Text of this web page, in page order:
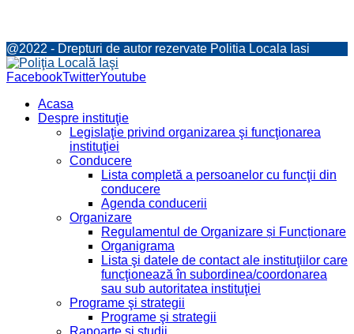
@2022 - Drepturi de autor rezervate Politia Locala Iasi
FacebookTwitterYoutube
Acasa
Despre instituţie
Legislaţie privind organizarea şi funcţionarea
instituţiei
Conducere
Lista completă a persoanelor cu funcţii din
conducere
Agenda conducerii
Organizare
Regulamentul de Organizare și Funcționare
Organigrama
Lista şi datele de contact ale instituţiilor care
funcţionează în subordinea/coordonarea
sau sub autoritatea instituţiei
Programe şi strategii
Programe şi strategii
Rapoarte şi studii